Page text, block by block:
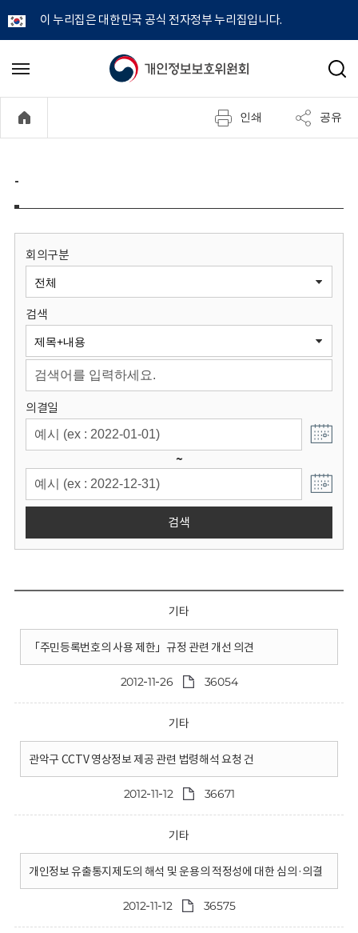
이 누리집은 대한민국 공식 전자정부 누리집입니다.
개
정
보
원
회
메
기
검
인쇄 공유
-
회의구분
검색
의결일
~
검색
기타
「주민등록번호의 사용 제한」규정 관련 개선 의견
2012-11-26 36054
기타
관악구 CCTV 영상정보 제공 관련 법령해석 요청 건
2012-11-12 36671
기타
개인정보 유출통지제도의 해석 및 운용의 적정성에 대한 심의·의결
2012-11-12 36575